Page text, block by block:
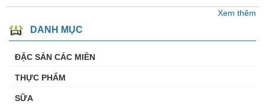
DANH MỤC
ĐẶC SẢN CÁC MIỀN
THỰC PHẨM
SỮA
Xem thêm